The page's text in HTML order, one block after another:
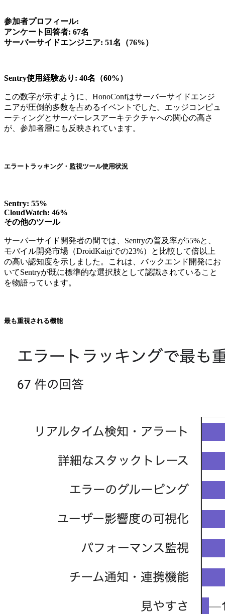
参加者プロフィール:
アンケート回答者: 67名
サーバーサイドエンジニア: 51名（76%）
Sentry使用経験あり: 40名（60%）
この数字が示すように、HonoConfはサーバーサイドエンジ
ニアが圧倒的多数を占めるイベントでした。エッジコンピュ
ーティングとサーバーレスアーキテクチャへの関心の高さ
が、参加者層にも反映されています。
エラートラッキング・監視ツール使用状況
Sentry: 55%
CloudWatch: 46%
その他のツール
サーバーサイド開発者の間では、Sentryの普及率が55%と、
モバイル開発市場（DroidKaigiでの23%）と比較して倍以上
の高い認知度を示しました。これは、バックエンド開発にお
いてSentryが既に標準的な選択肢として認識されていること
を物語っています。
最も重視される機能